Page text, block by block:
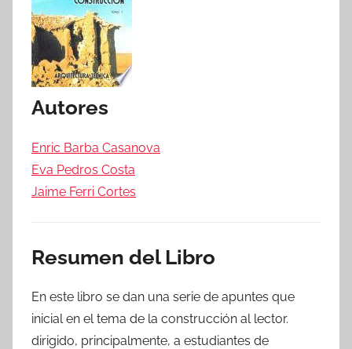
Autores
Enric Barba Casanova
Eva Pedros Costa
Jaime Ferri Cortes
Resumen del Libro
En este libro se dan una serie de apuntes que
inicial en el tema de la construcción al lector.
dirigido, principalmente, a estudiantes de